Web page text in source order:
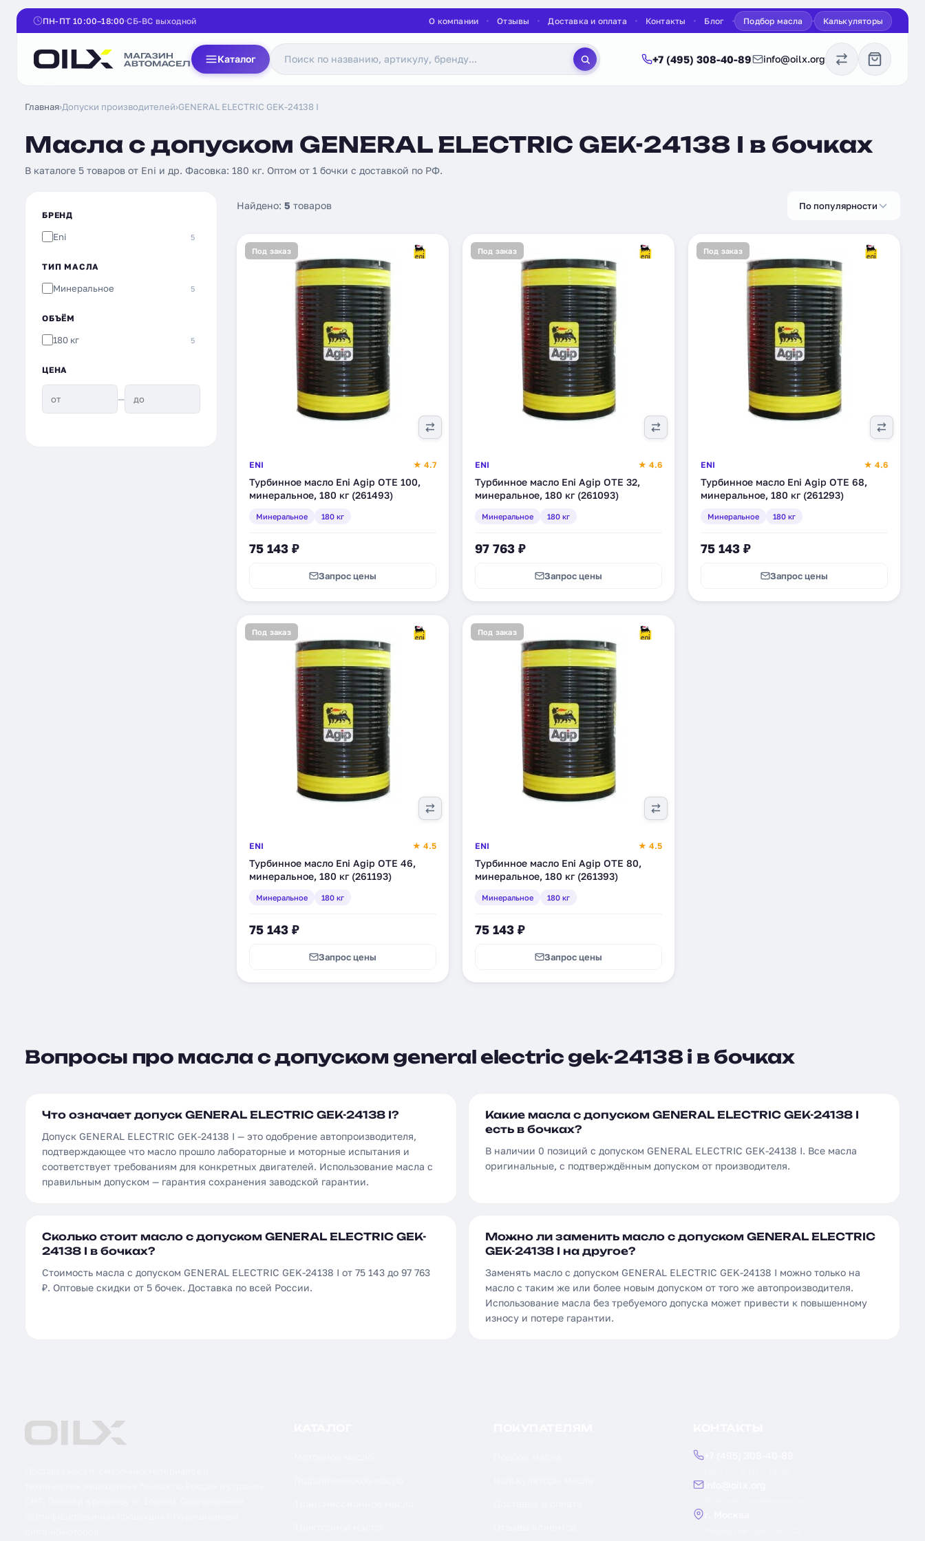
ПН-ПТ 10:00–18:00 СБ-ВС выходной О компании Отзывы Доставка и оплата Контакты Блог Подбор масла Калькуляторы
Каталог +7 (495) 308-40-89 info@oilx.org
Главная›Допуски производителей›GENERAL ELECTRIC GEK-24138 I
Масла с допуском GENERAL ELECTRIC GEK-24138 I в бочках
В каталоге 5 товаров от Eni и др. Фасовка: 180 кг. Оптом от 1 бочки с доставкой по РФ.
БРЕНД
Eni 5
ТИП МАСЛА
Минеральное 5
ОБЪЁМ
180 кг 5
ЦЕНА
—
Найдено: 5 товаров По популярности
Под заказ
ENI ★ 4.7
Турбинное масло Eni Agip OTE 100,
минеральное, 180 кг (261493)
Минеральное 180 кг
75 143 ₽
Запрос цены
Под заказ
ENI ★ 4.6
Турбинное масло Eni Agip OTE 32,
минеральное, 180 кг (261093)
Минеральное 180 кг
97 763 ₽
Запрос цены
Под заказ
ENI ★ 4.6
Турбинное масло Eni Agip OTE 68,
минеральное, 180 кг (261293)
Минеральное 180 кг
75 143 ₽
Запрос цены
Под заказ
ENI ★ 4.5
Турбинное масло Eni Agip OTE 46,
минеральное, 180 кг (261193)
Минеральное 180 кг
75 143 ₽
Запрос цены
Под заказ
ENI ★ 4.5
Турбинное масло Eni Agip OTE 80,
минеральное, 180 кг (261393)
Минеральное 180 кг
75 143 ₽
Запрос цены
Вопросы про масла с допуском general electric gek-24138 i в бочках
Что означает допуск GENERAL ELECTRIC GEK-24138 I?
Допуск GENERAL ELECTRIC GEK-24138 I — это одобрение автопроизводителя,
подтверждающее что масло прошло лабораторные и моторные испытания и
соответствует требованиям для конкретных двигателей. Использование масла с
правильным допуском — гарантия сохранения заводской гарантии.
Какие масла с допуском GENERAL ELECTRIC GEK-24138 I
есть в бочках?
В наличии 0 позиций с допуском GENERAL ELECTRIC GEK-24138 I. Все масла
оригинальные, с подтверждённым допуском от производителя.
Сколько стоит масло с допуском GENERAL ELECTRIC GEK-
24138 I в бочках?
Стоимость масла с допуском GENERAL ELECTRIC GEK-24138 I от 75 143 до 97 763
₽. Оптовые скидки от 5 бочек. Доставка по всей России.
Можно ли заменить масло с допуском GENERAL ELECTRIC
GEK-24138 I на другое?
Заменять масло с допуском GENERAL ELECTRIC GEK-24138 I можно только на
масло с таким же или более новым допуском от того же автопроизводителя.
Использование масла без требуемого допуска может привести к повышенному
износу и потере гарантии.